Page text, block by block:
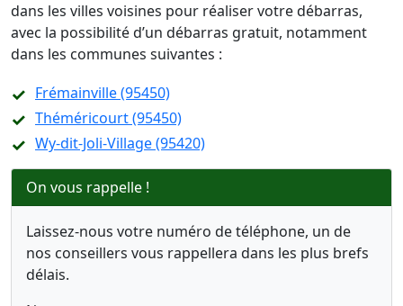
dans les villes voisines pour réaliser votre débarras,
avec la possibilité d’un débarras gratuit, notamment
dans les communes suivantes :
Frémainville (95450)
Théméricourt (95450)
Wy-dit-Joli-Village (95420)
On vous rappelle !
Laissez-nous votre numéro de téléphone, un de
nos conseillers vous rappellera dans les plus brefs
délais.